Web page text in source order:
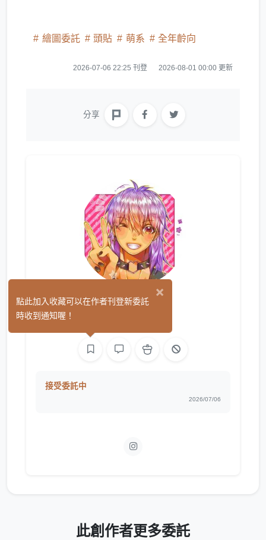
繪圖委託 頭貼 萌系 全年齡向
2026-07-06 22:25 刊登 2026-08-01 00:00 更新
分享
兔子先生
接受委託中
2026/07/06
此創作者更多委託
×
點此加入收藏可以在作者刊登新委託
時收到通知喔！